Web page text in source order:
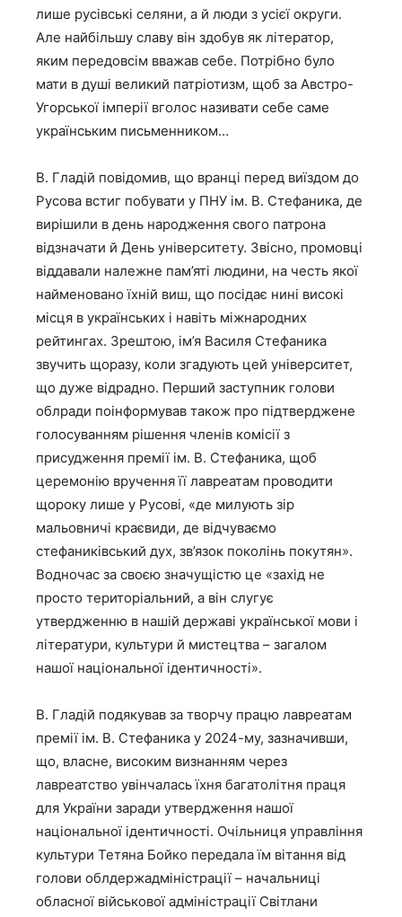
лише русівські селяни, а й люди з усієї округи.
Але найбільшу славу він здобув як літератор,
яким передовсім вважав себе. Потрібно було
мати в душі великий патріотизм, щоб за Австро-
Угорської імперії вголос називати себе саме
українським письменником…
В. Гладій повідомив, що вранці перед виїздом до
Русова встиг побувати у ПНУ ім. В. Стефаника, де
вирішили в день народження свого патрона
відзначати й День університету. Звісно, промовці
віддавали належне пам’яті людини, на честь якої
найменовано їхній виш, що посідає нині високі
місця в українських і навіть міжнародних
рейтингах. Зрештою, ім’я Василя Стефаника
звучить щоразу, коли згадують цей університет,
що дуже відрадно. Перший заступник голови
облради поінформував також про підтверджене
голосуванням рішення членів комісії з
присудження премії ім. В. Стефаника, щоб
церемонію вручення її лавреатам проводити
щороку лише у Русові, «де милують зір
мальовничі краєвиди, де відчуваємо
стефаниківський дух, зв’язок поколінь покутян».
Водночас за своєю значущістю це «захід не
просто територіальний, а він слугує
утвердженню в нашій державі української мови і
літератури, культури й мистецтва – загалом
нашої національної ідентичності».
В. Гладій подякував за творчу працю лавреатам
премії ім. В. Стефаника у 2024-му, зазначивши,
що, власне, високим визнанням через
лавреатство увінчалась їхня багатолітня праця
для України заради утвердження нашої
національної ідентичності. Очільниця управління
культури Тетяна Бойко передала їм вітання від
голови облдержадміністрації – начальниці
обласної військової адміністрації Світлани